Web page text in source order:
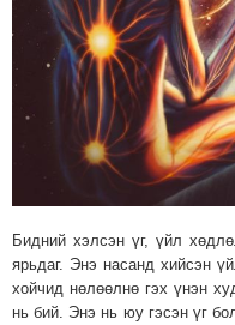
МЭДЭХҮЙ
ТЕХНОЛОГИ
ҮЙЛДВЭРИЙН
ЧУУЛГАНЫ
ЭРГЭН
ТОЙРОНД
Бидний хэлсэн үг, үйл
ярьдаг. Энэ насанд хийсэн
хойчид нөлөөлнө гэх үнэн
нь бий. Энэ нь юу гэсэн үг